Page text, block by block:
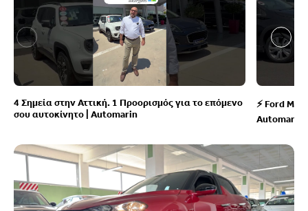
4 Σημεία στην Αττική. 1 Προορισμός για το επόμενο
σου αυτοκίνητο | Automarin
⚡ Ford
Automarin!